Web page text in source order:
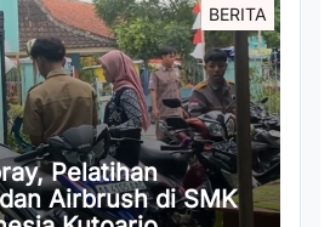
BERITA
Pelatihan
Airbrush di SMK